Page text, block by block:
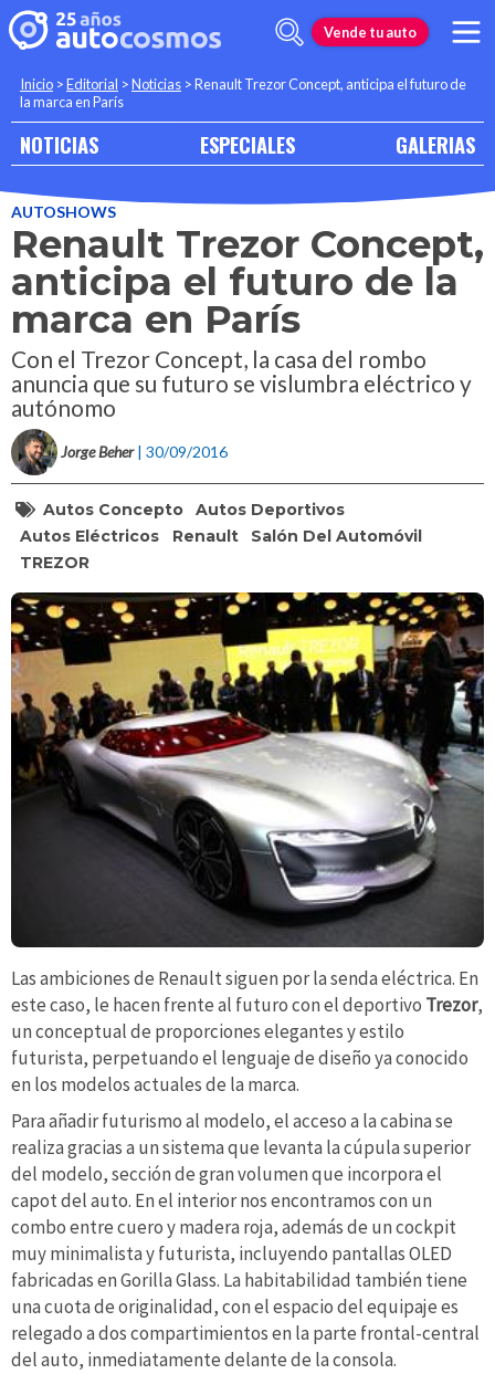
Vende tu auto
Inicio >Editorial >Noticias >Renault Trezor Concept, anticipa el futuro de
la marca en París
NOTICIAS ESPECIALES GALERIAS
AUTOSHOWS
Renault Trezor Concept,
anticipa el futuro de la
marca en París
Con el Trezor Concept, la casa del rombo
anuncia que su futuro se vislumbra eléctrico y
autónomo
Jorge Beher | 30/09/2016
Autos Concepto
Autos Deportivos
Autos Eléctricos
Renault
Salón Del Automóvil
TREZOR
Las ambiciones de Renault siguen por la senda eléctrica. En
este caso, le hacen frente al futuro con el deportivo Trezor,
un conceptual de proporciones elegantes y estilo
futurista, perpetuando el lenguaje de diseño ya conocido
en los modelos actuales de la marca.
Para añadir futurismo al modelo, el acceso a la cabina se
realiza gracias a un sistema que levanta la cúpula superior
del modelo, sección de gran volumen que incorpora el
capot del auto. En el interior nos encontramos con un
combo entre cuero y madera roja, además de un cockpit
muy minimalista y futurista, incluyendo pantallas OLED
fabricadas en Gorilla Glass. La habitabilidad también tiene
una cuota de originalidad, con el espacio del equipaje es
relegado a dos compartimientos en la parte frontal-central
del auto, inmediatamente delante de la consola.